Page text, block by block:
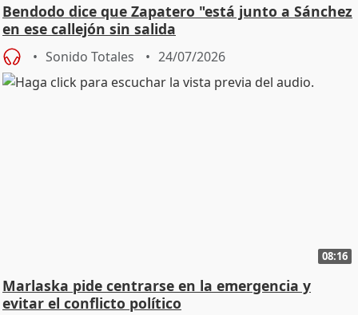
Bendodo dice que Zapatero "está junto a Sánchez
en ese callejón sin salida
Sonido Totales 24/07/2026
08:16
Marlaska pide centrarse en la emergencia y
evitar el conflicto político